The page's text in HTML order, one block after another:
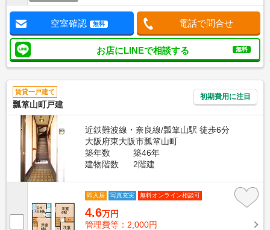
空室確認 無料 電話で問合せ
お店にLINEで相談する 無料
賃貸一戸建て
瓢箪山町戸建
初期費用に注目
近鉄難波線・奈良線/瓢箪山駅 徒歩6分
大阪府東大阪市瓢箪山町
築年数
築46年
建物階数
2階建
即入居 写真充実 無料オンライン相談可
4.6万円
管理費等：2,000円